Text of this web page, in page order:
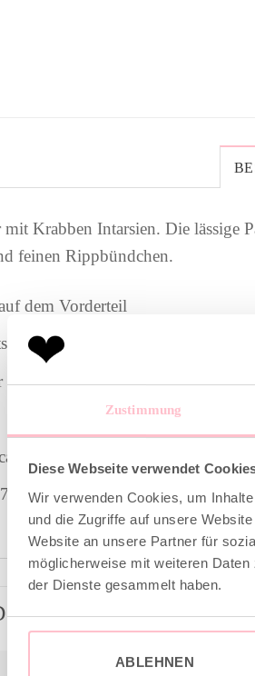
Zustimmung
Diese Webseite verwendet
Wir verwenden Cookies, um
und die Zugriffe auf unsere
Website an unsere Partner für
möglicherweise mit weiteren
der Dienste gesammelt haben.
ABLEHNEN
Krabben Intarsien. Die lässige
feinen Rippbündchen.
dem Vorderteil
normal aus
geschnitten als hinten
und trägt Gr. M